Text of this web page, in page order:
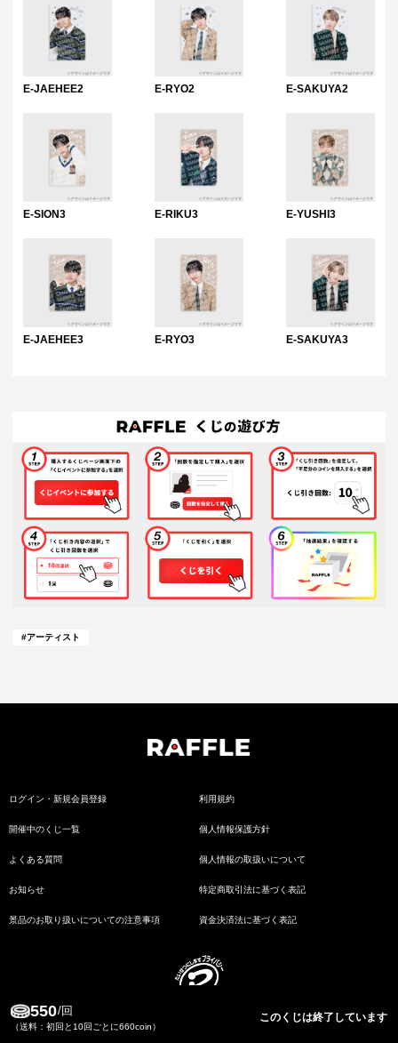
E-JAEHEE2 E-RYO2 E-SAKUYA2
E-SION3 E-RIKU3 E-YUSHI3
E-JAEHEE3 E-RYO3 E-SAKUYA3
#アーティスト
550/回
（送料：初回と10回ごとに660coin）
このくじは終了しています
ログイン・新規会員登録
開催中のくじ一覧
よくある質問
お知らせ
景品のお取り扱いについての注意事項
利用規約
個人情報保護方針
個人情報の取扱いについて
特定商取引法に基づく表記
資金決済法に基づく表記
Copyrights 2021, Fogg Inc.All rights reserved.